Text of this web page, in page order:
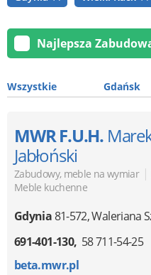
Najlepsza
Wszystkie Gdańsk
MWR F.U.H.
Jabłoński
Zabudowy, meble na wymiar |
Meble kuchenne
Gdynia81-572,Waleriana
691-401-130 58 711-54-25
beta.mwr.pl